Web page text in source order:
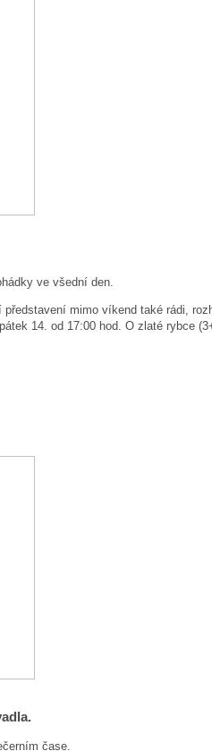
ve všední den.
mimo víkend také rádi,
14. od 17:00 hod. O zlaté rybce
čase.